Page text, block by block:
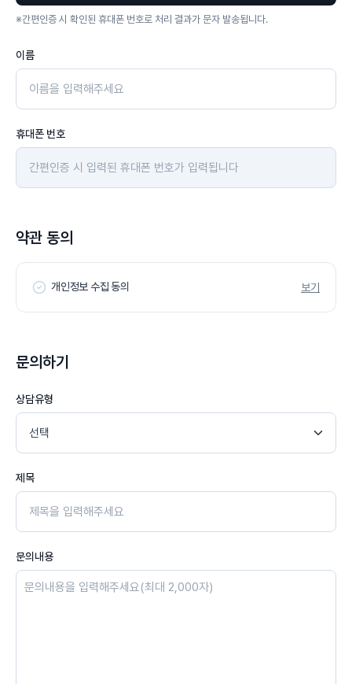
※간편인증 시 확인된 휴대폰 번호로 처리 결과가 문자 발송됩니다.
이름
휴대폰 번호
약관 동의
개인정보 수집 동의 보기
문의하기
상담유형
제목
문의내용